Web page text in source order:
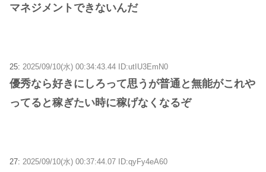
マネジメントできないんだ
25: 2025/09/10(水) 00:34:43.44 ID:utIU3EmN0
優秀なら好きにしろって思うが普通と無能がこれや
ってると稼ぎたい時に稼げなくなるぞ
27: 2025/09/10(水) 00:37:44.07 ID:qyFy4eA60